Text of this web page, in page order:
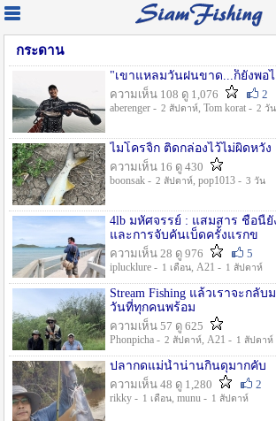
กระดาน
"เขาแหลมวันฝนขาด...ก็ยังพอ
ความเห็น 108 ดู 1,076
2
aberenger - 2 สัปดาห์, Tom korat - 2 วัน
ไมโครจิ้ก ติดกล่องไว้ไม่ผิดหวัง
ความเห็น 16 ดู 430
boonsak - 2 สัปดาห์, pop1013 - 3 วัน
4lb มหัศจรรย์ : แสมสาร ชื่อนี้
และการจับคันเบ็ดครั้งแรกข
ความเห็น 28 ดู 976
5
iplucklure - 1 เดือน, A21 - 1 สัปดาห์
Stream Fishing แล้วเราจะกลั
วันที่ทุกคนพร้อม
ความเห็น 57 ดู 625
Phonpicha - 2 สัปดาห์, A21 - 1 สัปดาห์
ปลากดแม่น้ำน่านกินดุมากคับ
ความเห็น 48 ดู 1,280
2
rikky - 1 เดือน, munu - 1 สัปดาห์